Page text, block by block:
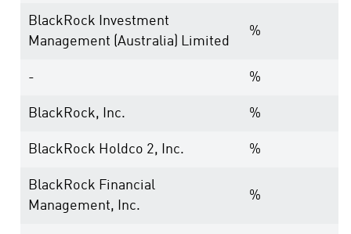
BlackRock Investment
Management (Australia) Limited
%
- %
BlackRock, Inc. %
BlackRock Holdco 2, Inc. %
BlackRock Financial
Management, Inc.
%